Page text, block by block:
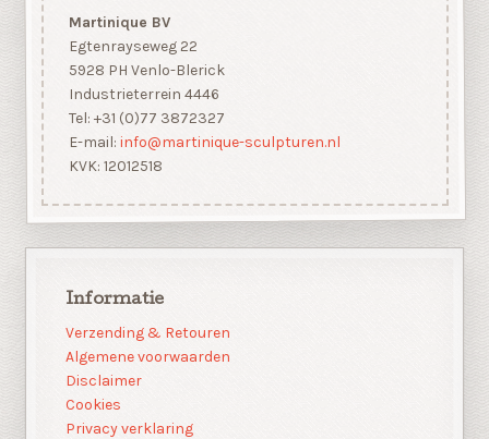
Martinique BV
Egtenrayseweg 22
5928 PH Venlo-Blerick
Industrieterrein 4446
Tel: +31 (0)77 3872327
E-mail: info@martinique-sculpturen.nl
KVK: 12012518
Informatie
Verzending & Retouren
Algemene voorwaarden
Disclaimer
Cookies
Privacy verklaring